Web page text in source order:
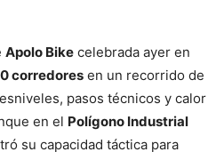
Apolo Bike celebrada ayer en
corredores en un recorrido de
pasos técnicos y calor
en el Polígono Industrial
su capacidad táctica para